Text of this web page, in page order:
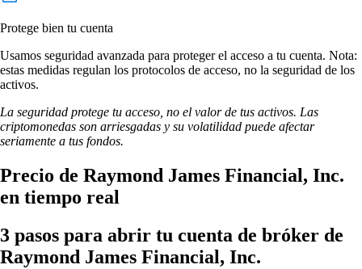
Protege bien tu cuenta
Usamos seguridad avanzada para proteger el acceso a tu cuenta. Nota:
estas medidas regulan los protocolos de acceso, no la seguridad de los
activos.
La seguridad protege tu acceso, no el valor de tus activos. Las
criptomonedas son arriesgadas y su volatilidad puede afectar
seriamente a tus fondos.
Precio de Raymond James Financial, Inc.
en tiempo real
3 pasos para abrir tu cuenta de bróker de
Raymond James Financial, Inc.